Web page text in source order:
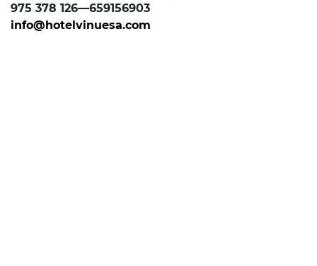
975 378 126—659156903
info@hotelvinuesa.com